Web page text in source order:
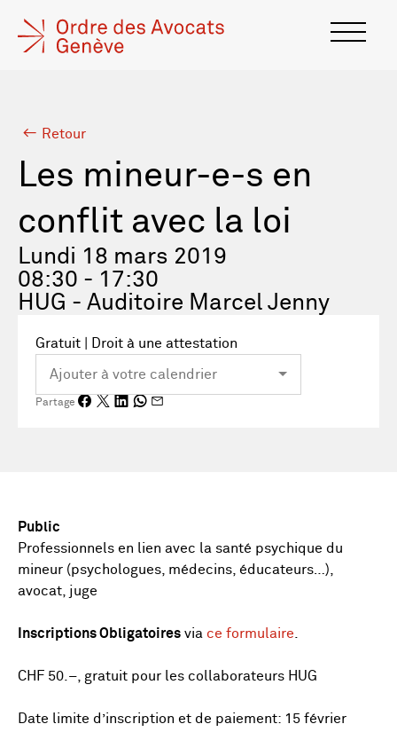
Retour
Les mineur-e-s en
conflit avec la loi
Lundi 18 mars 2019
08:30 - 17:30
HUG - Auditoire Marcel Jenny
Gratuit | Droit à une attestation
Partage
Public
Professionnels en lien avec la santé psychique du
mineur (psychologues, médecins, éducateurs…),
avocat, juge
Inscriptions Obligatoires via ce formulaire
CHF 50.–, gratuit pour les collaborateurs HUG
Date limite d’inscription et de paiement: 15 février